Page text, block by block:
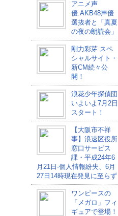
アニメ声
優.AKB48声優
選抜者と「真夏
の夜の朗読会」
剛力彩芽 スペ
シャルサイト・
新CM続々公
開！
浪花少年探偵団
いよいよ7月2日
スタート！
【大阪市不祥
事】浪速区役所
窓口サービス
課・平成24年6
月21日-個人情報紛失、6月
27日14時現在発見に至らず
ワンピースの
「メガロ」フィ
ギュアで登場！